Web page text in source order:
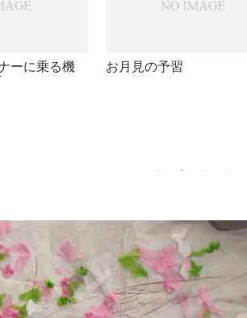
ーに乗る機
お月見の予習